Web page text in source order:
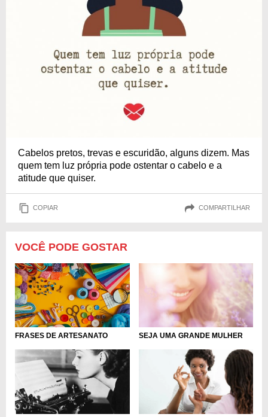
Cabelos pretos, trevas e escuridão, alguns dizem. Mas
quem tem luz própria pode ostentar o cabelo e a
atitude que quiser.
COPIAR COMPARTILHAR
VOCÊ PODE GOSTAR
FRASES DE ARTESANATO SEJA UMA GRANDE MULHER